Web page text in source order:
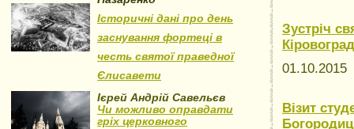
Історичні дані про день
заснування фортеці в
честь святої праведної
Єлисавети
Ієрей Андрій Савельєв
Чи можливо оправдати
гріх церковного
Зустріч
01.10.2015
Візит